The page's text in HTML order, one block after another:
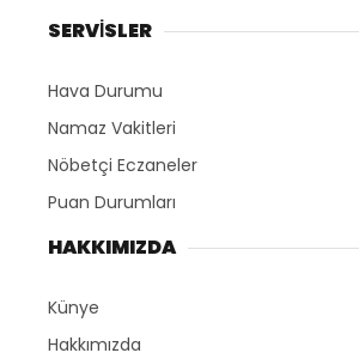
SERVİSLER
Hava Durumu
Namaz Vakitleri
Nöbetçi Eczaneler
Puan Durumları
HAKKIMIZDA
Künye
Hakkımızda